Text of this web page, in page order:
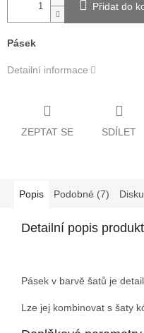
Přidat do
Pásek
Detailní informace
ZEPTAT SE SDÍLET
Popis Podobné (7)
Detailní popis
Pásek v barvě šatů je
Lze jej kombinovat s šaty